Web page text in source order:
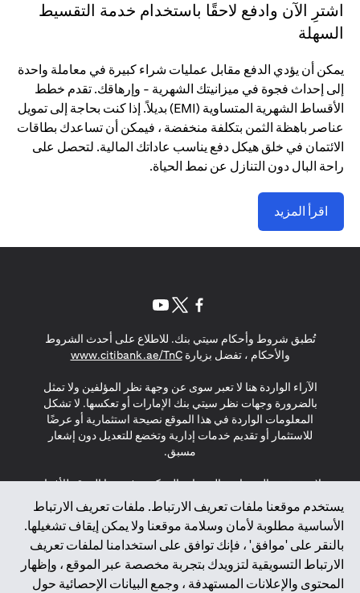
اشترِ الآن وادفع لاحقًا باستخدام خدمة التقسيط
السهلة
يمكن أن يؤدي الدفع مقابل عمليات شراء كبيرة في معاملة واحدة
إلى إحداث فجوة في ميزانيتك الشهرية - وإرهاقك. تقدم خطط
الأقساط الشهرية المتساوية (EMI) بديلاً. إذا كنت بحاجة إلى تمويل
عناصر باهظة الثمن بتكلفة منخفضة ، فيمكن أن تساعدك بطاقات
الائتمان في خلق هيكل دفع يناسب عاداتك المالية. لتحصل على
راحة البال دون التنازل عن نمط الحياة.
اقرأ المزيد
يستخدم موقعنا ملفات تعريف الارتباط. ملفات تعريف الارتباط
الأساسية مطلوبة لأمان وسلامة موقعنا ولا يمكن إيقاف تشغيلها.
بالنقر على 'موافق' ، فإنك توافق على استخدامنا لملفات تعريف
الارتباط التسويقية لتزويدك بتجربة مخصصة عبر الموقع ، وإظهار
المحتوى والإعلانات المستهدفة ، وجمع البيانات الإحصائية حول
تُطبق شروط وأحكام سيتي بنك. للاطلاع على أحدث الشروط
والأحكام ، تفضل بزيارةwww.citibank.ae/TnC
(opens in a new tab)
الآراء الواردة هنا لا تعبر سوى عن وجهة نظر المؤلفين ولا تمثل
بالضرورة وجهات نظر سيتي بنك الإمارات أو تعكسها. لا تشكل
المعلومات الواردة في هذا الموقع نصيحة استثمارية أو عرضًا
للاستثمار أو تقديم خدمات إدارية وتخضع للتعديل دون إشعار
مسبق.
لا يتم تقديم المنتجات والخدمات المذكورة في هذا الموقع للأفراد
المقيمين في الاتحاد الأوروبي أو المنطقة الاقتصادية الأوروبية أو
سويسرا أو غيرنسي أو جيرسي أو موناكو أو سان مارينو أو
الفاتيكان أو جزيرة مان أو المملكة المتحدة أو خصوصية البيانات
(لائحة حماية البيانات العامة \ قانون حماية البيانات الشخصية
العامة \ قانون خصوصية نيوزيلندا). المحتوى الموجود في هذه
الصفحة ليس ولا ينبغي تفسيره على أنه عرض أو دعوة أو دعوة